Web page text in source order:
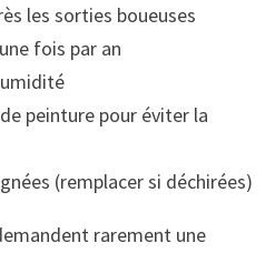
les sorties boueuses
fois par an
peinture pour éviter la
(remplacer si déchirées)
rarement une